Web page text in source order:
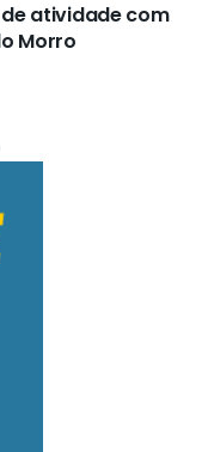
atividade com
Morro